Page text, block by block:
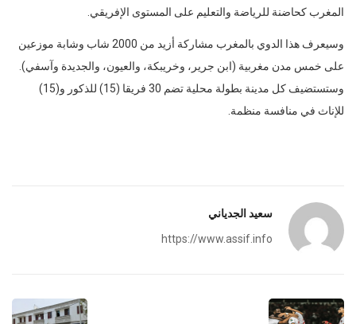
المغرب كحاضنة للرياضة والتعليم على المستوى الإفريقي.
وسيعرف هذا الدوي بالمغرب مشاركة أزيد من 2000 شاب وشابة موزعين
على خمس مدن مغربية (ابن جرير، وخريبكة، والعيون، والجديدة وآسفي).
وستستضيف كل مدينة بطولة محلية تضم 30 فريقا (15) للذكور و(15)
للإناث في منافسة منظمة.
سعيد الجدياني
https://www.assif.info